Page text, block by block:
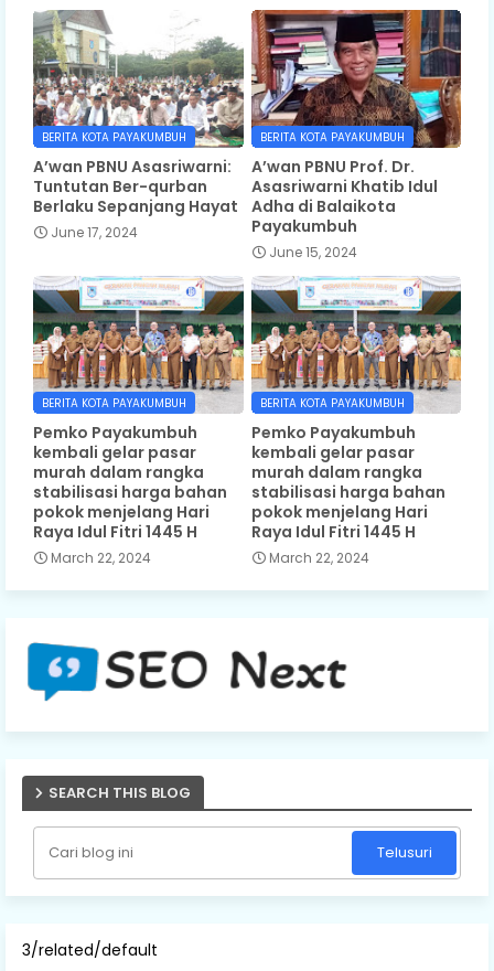
BERITA KOTA PAYAKUMBUH
A’wan PBNU Asasriwarni:
Tuntutan Ber-qurban
Berlaku Sepanjang Hayat
June 17, 2024
BERITA KOTA PAYAKUMBUH
A’wan PBNU Prof. Dr.
Asasriwarni Khatib Idul
Adha di Balaikota
Payakumbuh
June 15, 2024
BERITA KOTA PAYAKUMBUH
Pemko Payakumbuh
kembali gelar pasar
murah dalam rangka
stabilisasi harga bahan
pokok menjelang Hari
Raya Idul Fitri 1445 H
March 22, 2024
BERITA KOTA PAYAKUMBUH
Pemko Payakumbuh
kembali gelar pasar
murah dalam rangka
stabilisasi harga bahan
pokok menjelang Hari
Raya Idul Fitri 1445 H
March 22, 2024
SEARCH THIS BLOG
3/related/default